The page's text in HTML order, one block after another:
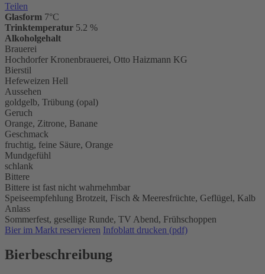
Teilen
Glasform 7°C
Trinktemperatur 5.2 %
Alkoholgehalt
Brauerei
Hochdorfer Kronenbrauerei, Otto Haizmann KG
Bierstil
Hefeweizen Hell
Aussehen
goldgelb, Trübung (opal)
Geruch
Orange, Zitrone, Banane
Geschmack
fruchtig, feine Säure, Orange
Mundgefühl
schlank
Bittere
Bittere ist fast nicht wahrnehmbar
Speiseempfehlung Brotzeit, Fisch & Meeresfrüchte, Geflügel, Kalb
Anlass
Sommerfest, gesellige Runde, TV Abend, Frühschoppen
Bier im Markt reservieren Infoblatt drucken (pdf)
Bierbeschreibung